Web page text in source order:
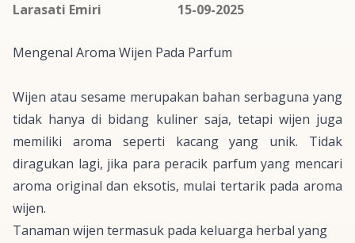
Larasati Emiri
15-09-2025
Mengenal Aroma Wijen Pada Parfum
Wijen atau sesame merupakan bahan serbaguna yang
tidak hanya di bidang kuliner saja, tetapi wijen juga
memiliki aroma seperti kacang yang unik. Tidak
diragukan lagi, jika para peracik parfum yang mencari
aroma original dan eksotis, mulai tertarik pada aroma
wijen.
Tanaman wijen termasuk pada keluarga herbal yang